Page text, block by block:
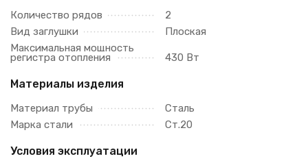
Количество рядов
2
Вид заглушки
Плоская
Максимальная мощность
регистра отопления 430 Вт
Материалы изделия
Материал трубы
Сталь
Марка стали
Ст.20
Условия эксплуатации